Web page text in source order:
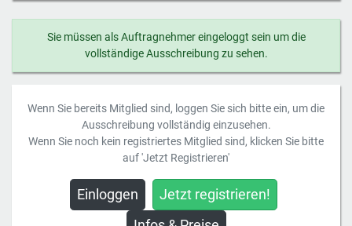
Sie müssen als Auftragnehmer eingeloggt sein um die
vollständige Ausschreibung zu sehen.
Wenn Sie bereits Mitglied sind, loggen Sie sich bitte ein, um die
Ausschreibung vollständig einzusehen.
Wenn Sie noch kein registriertes Mitglied sind, klicken Sie bitte
auf 'Jetzt Registrieren'
Einloggen
Jetzt registrieren!